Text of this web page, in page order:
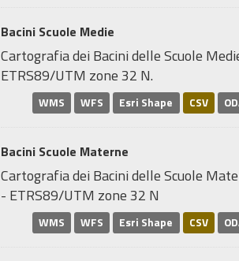
Bacini Scuole Medie
Cartografia dei Bacini delle Scuole
ETRS89/UTM zone 32 N.
WMS WFS Esri Shape CSV
Bacini Scuole Materne
Cartografia dei Bacini delle Scuole
- ETRS89/UTM zone 32 N
WMS WFS Esri Shape CSV